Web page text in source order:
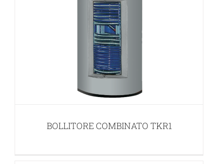
BOLLITORE COMBINATO TKR1
BOLLITORE COMBINATO TL